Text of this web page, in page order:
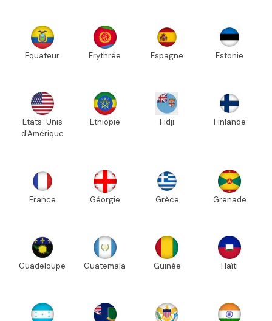
Equateur Erythrée Espagne Estonie
Etats-Unis
d'Amérique
Ethiopie Fidji Finlande
France Géorgie Grèce Grenade
Guadeloupe Guatemala Guinée Haïti